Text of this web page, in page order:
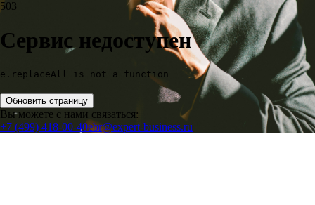
503
Сервис недоступен
e.replaceAll is not a function
Обновить страницу
Вы можете с нами связаться:
+7 (499) 418-00-40ebr@expert-business.ru